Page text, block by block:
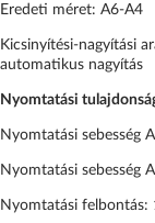
Eredeti méret: A6-A4
Kicsinyítési-nagyítási
automatikus nagyítás
Nyomtatási
Nyomtatási sebesség
Nyomtatási sebesség
Nyomtatási felbontás: